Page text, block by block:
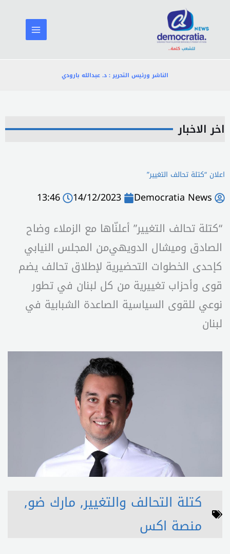
المحتوى
الناشر ورئيس التحرير : د. عبدالله بارودي
اخر الاخبار
اعلان “كتلة تحالف التغيير”
Democratia News
14/12/2023
13:46
“كتلة تحالف التغيير” أعلنّاها مع الزملاء وضاح
كإحدى الخطوات التحضيرية لإطلاق تحالف يضم
قوى وأحزاب تغييرية من كل لبنان في تطور
نوعي للقوى السياسية الصاعدة الشبابية في
لبنان ⁧
كتلة التحالف والتغيير, مارك ضو,
منصة اكس